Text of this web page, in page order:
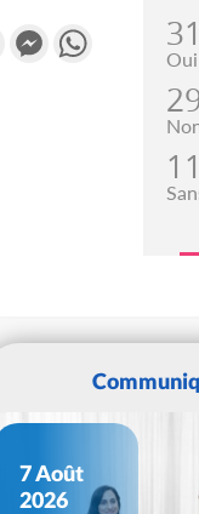
Gmail MessengerWhatsApp
Oui
7 Août
2026